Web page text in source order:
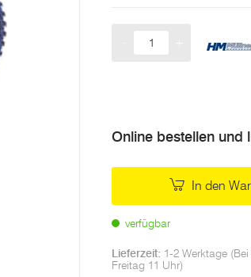
Online bestellen und
In den
verfügbar
Lieferzeit: 1-2 Werktage
Freitag 11 Uhr)